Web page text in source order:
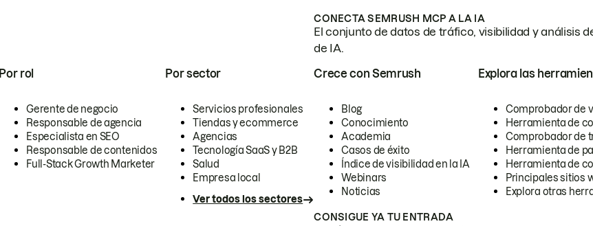
CONECTA SEMRUSH MCP A LA IA
El conjunto de datos de tráfico, visibilidad y análisis
de IA.
Por rol
Gerente de negocio
Responsable de agencia
Especialista en SEO
Responsable de contenidos
Full-Stack Growth Marketer
Por sector
Servicios profesionales
Tiendas y ecommerce
Agencias
Tecnología SaaS y B2B
Salud
Empresa local
Ver todos los sectores
Crece con Semrush
Blog
Conocimiento
Academia
Casos de éxito
Índice de visibilidad en la IA
Webinars
Noticias
Explora las
Comprobador de
Herramienta de
Comprobador de
Herramienta de
Herramienta de
Principales sitios
Explora otras
CONSIGUE YA TU ENTRADA